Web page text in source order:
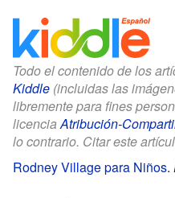
Todo el contenido de los
Kiddle (incluidas las
libremente para fines
licenciaAtribución-
lo contrario. Citar este
Rodney Village para Niños.